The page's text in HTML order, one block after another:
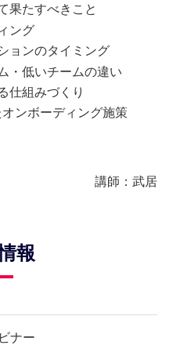
果たすべきこと
ング
ョンのタイミング
・低いチームの違い
仕組みづくり
ンボーディング施策
講師：武居
報
ナー